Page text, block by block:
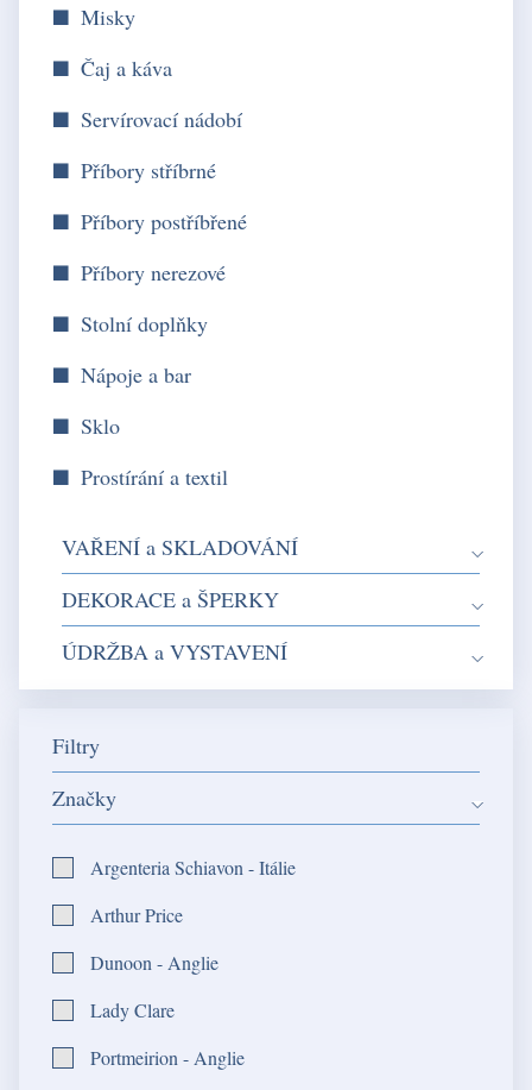
Misky
Čaj a káva
Servírovací nádobí
Příbory stříbrné
Příbory postříbřené
Příbory nerezové
Stolní doplňky
Nápoje a bar
Sklo
Prostírání a textil
VAŘENÍ a SKLADOVÁNÍ
DEKORACE a ŠPERKY
ÚDRŽBA a VYSTAVENÍ
Filtry
Značky
Argenteria Schiavon - Itálie
Arthur Price
Dunoon - Anglie
Lady Clare
Portmeirion - Anglie